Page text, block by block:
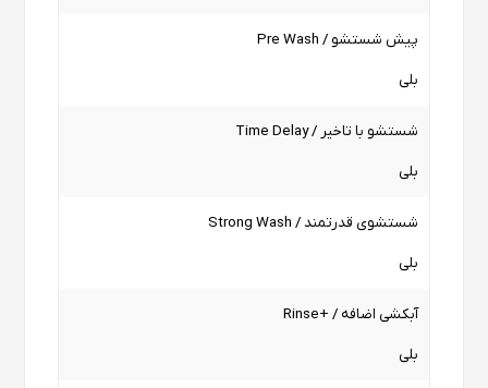
پیش شستشو / Pre Wash
بلی
شستشو با تاخیر / Time Delay
بلی
شستشوی قدرتمند / Strong Wash
بلی
آبکشی اضافه / +Rinse
بلی